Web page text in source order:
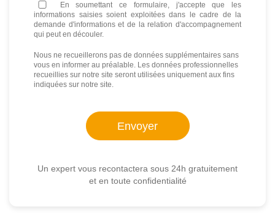
En soumettant ce formulaire, j'accepte que les
informations saisies soient exploitées dans le cadre de la
demande d'informations et de la relation d'accompagnement
qui peut en découler.
Nous ne recueillerons pas de données supplémentaires sans
vous en informer au préalable. Les données professionnelles
recueillies sur notre site seront utilisées uniquement aux fins
indiquées sur notre site.
Un expert vous recontactera sous 24h gratuitement
et en toute confidentialité